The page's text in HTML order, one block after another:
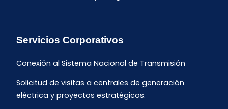
Servicios Corporativos
Conexión al Sistema Nacional de Transmisión
Solicitud de visitas a centrales de generación
eléctrica y proyectos estratégicos.